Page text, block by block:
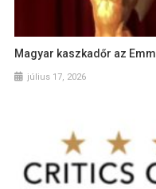
Magyar kaszkadőr az
július 17, 2026